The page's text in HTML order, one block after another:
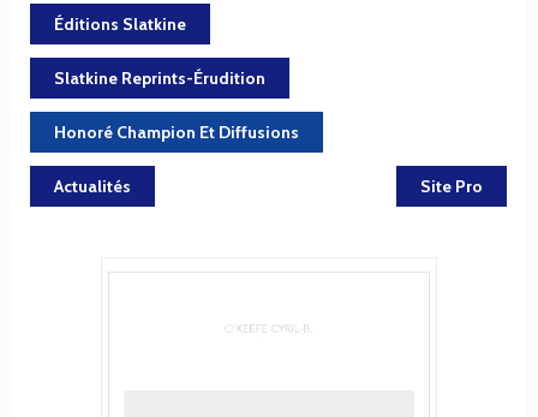
Éditions Slatkine
Slatkine Reprints-Érudition
Honoré Champion Et Diffusions
Actualités Site Pro